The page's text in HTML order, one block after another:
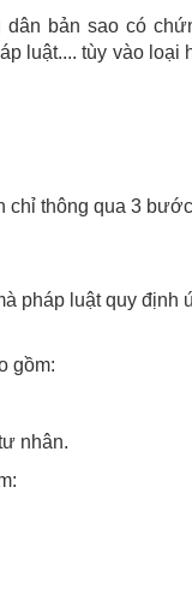
bản sao có
luật.... tùy vào loại
chỉ thông qua 3
pháp luật quy
gồm:
nhân.